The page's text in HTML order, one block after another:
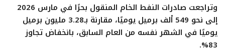
وتراجعت صادرات النفط الخام المنقول بحرًا في مارس 2026
إلى نحو 549 ألف برميل يوميًا
، مقارنة بـ3.28 مليون برميل
يوميًا في الشهر نفسه من العام السابق، بانخفاض تجاوز
83%
.